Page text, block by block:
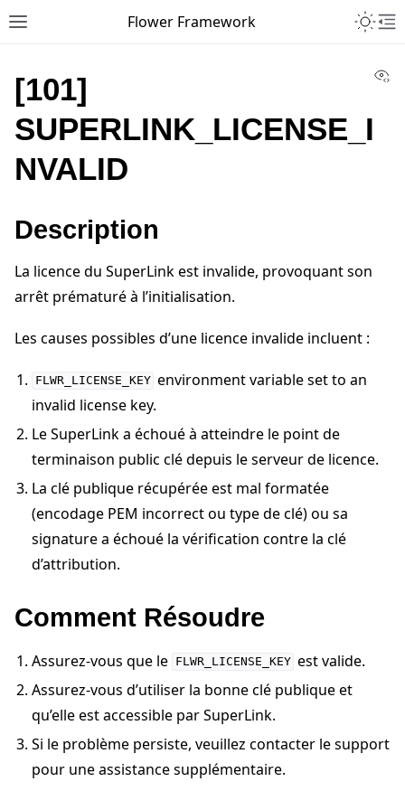
Toggle site navigation sidebar
Flower Framework
navigation of Tutoriels de démarrage rapide
navigation of Build
navigation of Simulate
[101]
SUPERLINK_LICENSE_I
NVALID
Description
La licence du SuperLink est invalide, provoquant son
arrêt prématuré à l’initialisation.
Les causes possibles d’une licence invalide incluent :
FLWR_LICENSE_KEY environment variable set to an
invalid license key.
Le SuperLink a échoué à atteindre le point de
terminaison public clé depuis le serveur de licence.
La clé publique récupérée est mal formatée
(encodage PEM incorrect ou type de clé) ou sa
signature a échoué la vérification contre la clé
d’attribution.
Comment Résoudre
Assurez-vous que le FLWR_LICENSE_KEY est valide.
Assurez-vous d’utiliser la bonne clé publique et
qu’elle est accessible par SuperLink.
Si le problème persiste, veuillez contacter le support
pour une assistance supplémentaire.